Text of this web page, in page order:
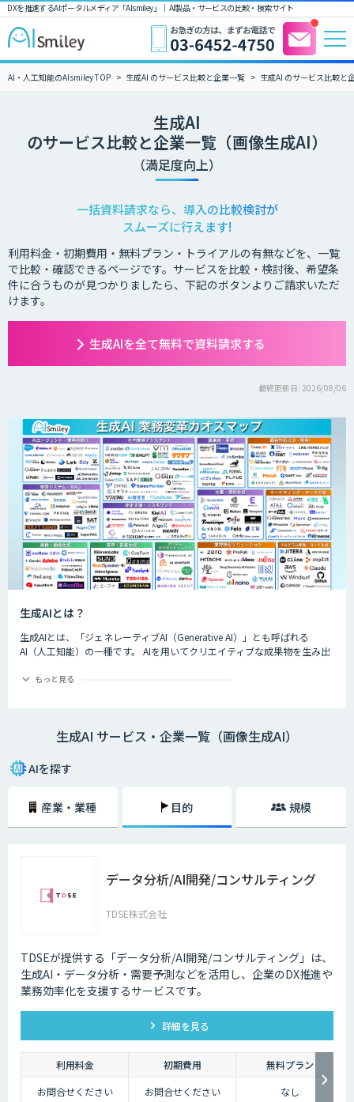
DXを推進するAIポータルメディア「AIsmiley」｜ AI製品・サービスの比較・検索サイト
AI・人工知能のAIsmiley TOP 生成AI のサービス比較と企業一覧 生成AI のサービス比較と
生成AI
のサービス比較と企業一覧（画像生成AI）
（満足度向上）
一括資料請求なら、導入の比較検討が
スムーズに行えます!
利用料金・初期費用・無料プラン・トライアルの有無などを、一覧
で比較・確認できるページです。サービスを比較・検討後、希望条
件に合うものが見つかりましたら、下記のボタンよりご請求いただ
けます。
生成AIを全て無料で資料請求する
最終更新日: 2026/08/06
生成AIとは？
生成AIとは、「ジェネレーティブAI（Generative AI）」とも呼ばれる
AI（人工知能）の一種です。 AIを用いてクリエイティブな成果物を生み出
グラムのコード、文章など多岐にわたります。
もっと見る
生成AI サービス・企業一覧（画像生成AI）
AIを探す
産業・業種 目的 規模
データ分析/AI開発/コンサルティング
TDSE株式会社
TDSEが提供する「データ分析/AI開発/コンサルティング」は、
生成AI・データ分析・需要予測などを活用し、企業のDX推進や
業務効率化を支援するサービスです。
詳細を見る
利用料金 初期費用
無料プラン
お問合せください
お問合せください なし